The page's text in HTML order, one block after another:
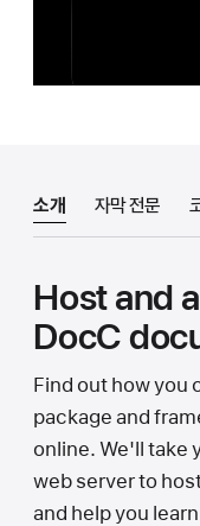
소개 자막 전문
Host and
DocC
Find out how you
package and
online. We'll take
web server to
and help you